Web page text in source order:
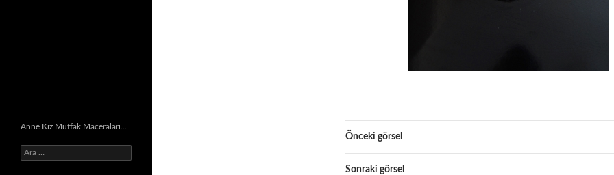
Önceki görsel
Sonraki görsel
Anne Kız Mutfak Maceraları…
Arama: